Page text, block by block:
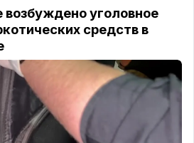
электросамоката,
Горшкова со
Щетининой в направлении
на пешеходов, которые
в попутном направлении.
мальчик и его мать
была
медицинская
возбуждено уголовное
средств в